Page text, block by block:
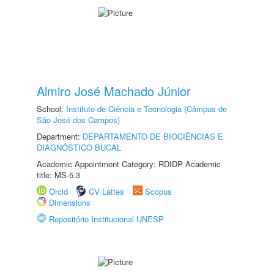
Almiro José Machado Júnior
School: Instituto de Ciência e Tecnologia (Câmpus de
São José dos Campos)
Department: DEPARTAMENTO DE BIOCIÊNCIAS E
DIAGNÓSTICO BUCAL
Academic Appointment Category: RDIDP Academic
title: MS-5.3
Orcid
CV Lattes
Scopus
Dimensions
Repositório Institucional UNESP